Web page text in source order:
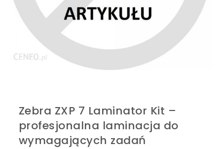
Zebra ZXP 7 Laminator Kit –
profesjonalna laminacja do
wymagających zadań